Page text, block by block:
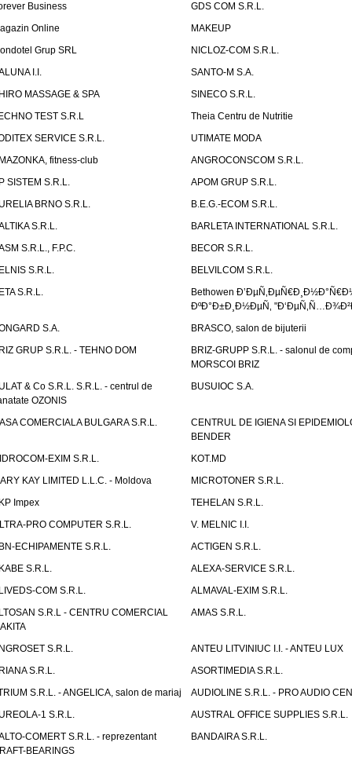
Business
GDS COM S.R.L.
Online
MAKEUP
Grup SRL
NICLOZ-COM S.R.L.
I.I.
SANTO-M S.A.
MASSAGE & SPA
SINECO S.R.L.
TEST S.R.L
Theia Centru de Nutritie
SERVICE S.R.L.
UTIMATE MODA
fitness-club
ANGROCONSCOM S.R.L.
SISTEM S.R.L.
APOM GRUP S.R.L.
BRNO S.R.L.
B.E.G.-ECOM S.R.L.
S.R.L.
BARLETA INTERNATIONAL S.R.L.
S.R.L., F.P.C.
BECOR S.R.L.
S.R.L.
BELVILCOM S.R.L.
S.R.L.
Bethowen
ÐºÐ°Ð±Ð¸Ð½ÐµÑ‚
S.A.
BRASCO, salon de bijuterii
GRUP S.R.L. - TEHNO DOM
BRIZ-GRUPP S.R.L. - salonul de
MORSCOI BRIZ
& Co S.R.L. S.R.L. - centrul de
OZONIS
BUSUIOC S.A.
COMERCIALA BULGARA S.R.L.
CENTRUL DE IGIENA SI
BENDER
EXIM S.R.L.
KOT.MD
KAY LIMITED L.L.C. - Moldova
MICROTONER S.R.L.
Impex
TEHELAN S.R.L.
PRO COMPUTER S.R.L.
V. MELNIC I.I.
ECHIPAMENTE S.R.L.
ACTIGEN S.R.L.
S.R.L.
ALEXA-SERVICE S.R.L.
COM S.R.L.
ALMAVAL-EXIM S.R.L.
S.R.L - CENTRU COMERCIAL
AMAS S.R.L.
S.R.L.
ANTEU LITVINIUC I.I. - ANTEU LUX
S.R.L.
ASORTIMEDIA S.R.L.
S.R.L. - ANGELICA, salon de mariaj
AUDIOLINE S.R.L. - PRO AUDIO
1 S.R.L.
AUSTRAL OFFICE SUPPLIES S.R.L.
COMERT S.R.L. - reprezentant
BEARINGS
BANDAIRA S.R.L.